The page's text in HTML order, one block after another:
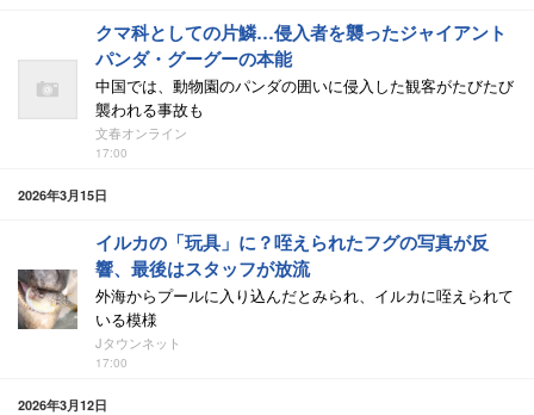
クマ科としての片鱗…侵入者を襲ったジャイアント
パンダ・グーグーの本能
中国では、動物園のパンダの囲いに侵入した観客がたびたび
襲われる事故も
文春オンライン
17:00
2026年3月15日
イルカの「玩具」に？咥えられたフグの写真が反
響、最後はスタッフが放流
外海からプールに入り込んだとみられ、イルカに咥えられて
いる模様
Jタウンネット
17:00
2026年3月12日